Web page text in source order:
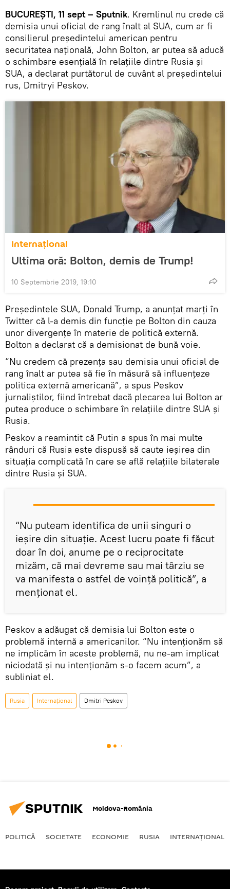
BUCUREȘTI, 11 sept – Sputnik. Kremlinul nu crede că
demisia unui oficial de rang înalt al SUA, cum ar fi
consilierul președintelui american pentru
securitatea națională, John Bolton, ar putea să aducă
o schimbare esențială în relațiile dintre Rusia și
SUA, a declarat purtătorul de cuvânt al președintelui
rus, Dmitryi Peskov.
Internaţional
Ultima oră: Bolton, demis de Trump!
10 Septembrie 2019, 19:10
Președintele SUA, Donald Trump, a anunțat marți în
Twitter că l-a demis din funcție pe Bolton din cauza
unor divergențe în materie de politică externă.
Bolton a declarat că a demisionat de bună voie.
“Nu credem că prezența sau demisia unui oficial de
rang înalt ar putea să fie în măsură să influențeze
politica externă americană”, a spus Peskov
jurnaliștilor, fiind întrebat dacă plecarea lui Bolton ar
putea produce o schimbare în relațiile dintre SUA și
Rusia.
Peskov a reamintit că Putin a spus în mai multe
rânduri că Rusia este dispusă să caute ieșirea din
situația complicată în care se află relațiile bilaterale
dintre Rusia și SUA.
“Nu puteam identifica de unii singuri o
ieșire din situație. Acest lucru poate fi făcut
doar în doi, anume pe o reciprocitate
mizăm, că mai devreme sau mai târziu se
va manifesta o astfel de voință politică”, a
menționat el.
Peskov a adăugat că demisia lui Bolton este o
problemă internă a americanilor. “Nu intenționăm să
ne implicăm în aceste problemă, nu ne-am implicat
niciodată și nu intenționăm s-o facem acum”, a
subliniat el.
Rusia Internaţional Dmitri Peskov
Moldova-România
POLITICĂ SOCIETATE ECONOMIE RUSIA INTERNAŢIONAL